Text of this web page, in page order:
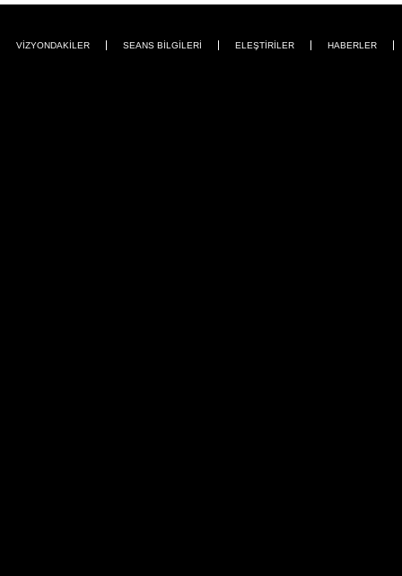
VİZYONDAKİLER SEANS BİLGİLERİ ELEŞTİRİLER HABERLER